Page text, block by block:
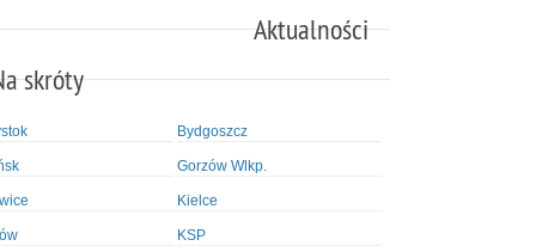
Aktualności
skróty
Bydgoszcz
Gorzów Wlkp.
Kielce
KSP